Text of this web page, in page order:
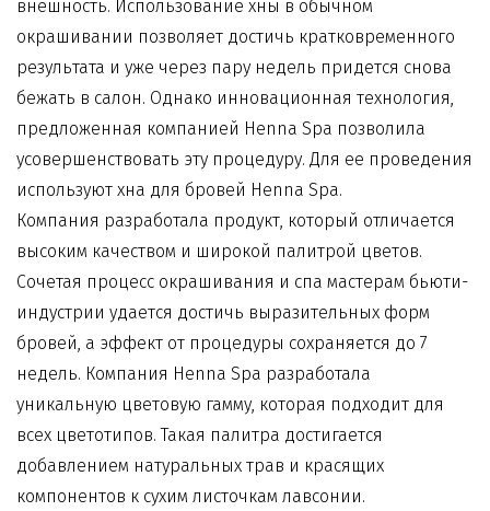
внешность. Использование хны в обычном
окрашивании позволяет достичь кратковременного
результата и уже через пару недель придется снова
бежать в салон. Однако инновационная технология,
предложенная компанией Henna Spa позволила
усовершенствовать эту процедуру. Для ее проведения
используют хна для бровей Henna Spa.
Компания разработала продукт, который отличается
высоким качеством и широкой палитрой цветов.
Сочетая процесс окрашивания и спа мастерам бьюти-
индустрии удается достичь выразительных форм
бровей, а эффект от процедуры сохраняется до 7
недель. Компания Henna Spa разработала
уникальную цветовую гамму, которая подходит для
всех цветотипов. Такая палитра достигается
добавлением натуральных трав и красящих
компонентов к сухим листочкам лавсонии.